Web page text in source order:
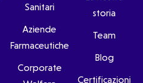
Sanitari
Aziende
Farmaceutiche
Corporate
storia
Team
Blog
Certificazioni